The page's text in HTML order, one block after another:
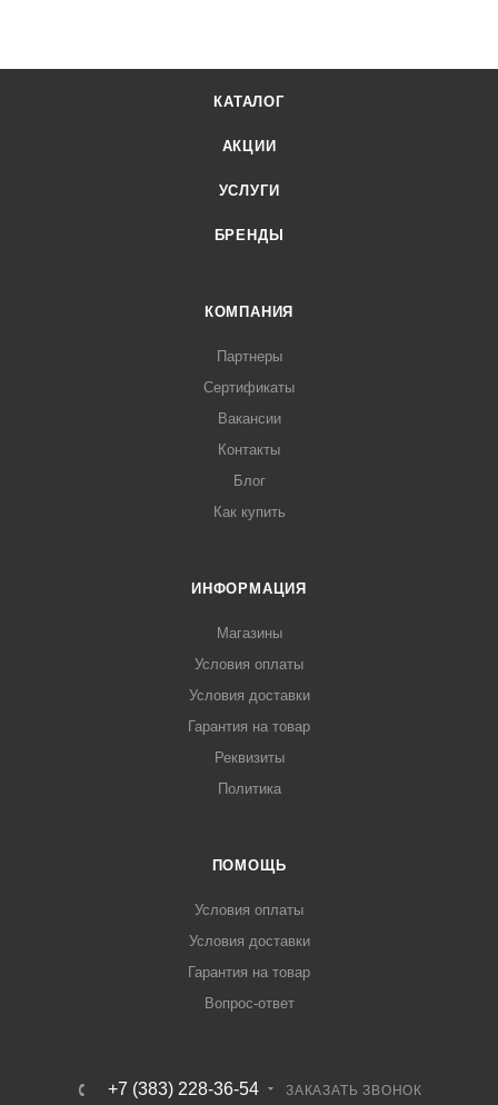
КАТАЛОГ
АКЦИИ
УСЛУГИ
БРЕНДЫ
КОМПАНИЯ
Партнеры
Сертификаты
Вакансии
Контакты
Блог
Как купить
ИНФОРМАЦИЯ
Магазины
Условия оплаты
Условия доставки
Гарантия на товар
Реквизиты
Политика
ПОМОЩЬ
Условия оплаты
Условия доставки
Гарантия на товар
Вопрос-ответ
+7 (383) 228-36-54 ЗАКАЗАТЬ ЗВОНОК